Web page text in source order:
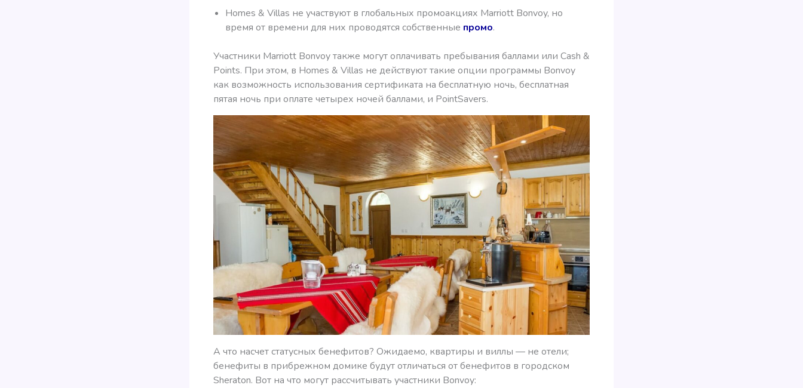
Homes & Villas не участвуют в глобальных промоакциях Marriott Bonvoy, но
время от времени для них проводятся собственные промо.
Участники Marriott Bonvoy также могут оплачивать пребывания баллами или Cash &
Points. При этом, в Homes & Villas не действуют такие опции программы Bonvoy
как возможность использования сертификата на бесплатную ночь, бесплатная
пятая ночь при оплате четырех ночей баллами, и PointSavers.
А что насчет статусных бенефитов? Ожидаемо, квартиры и виллы — не отели;
бенефиты в прибрежном домике будут отличаться от бенефитов в городском
Sheraton. Вот на что могут рассчитывать участники Bonvoy: